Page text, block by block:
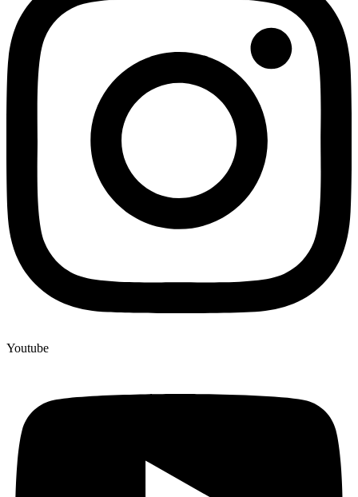
Youtube